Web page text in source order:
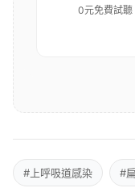
0元免費試聽
#上呼吸道感染 #